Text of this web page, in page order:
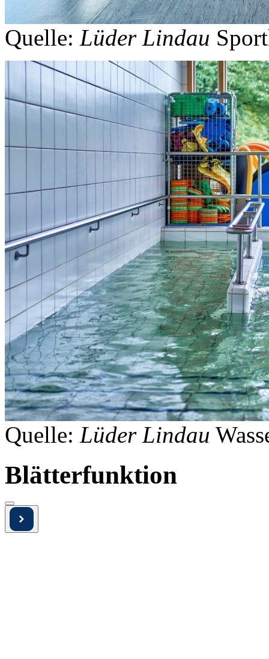
Quelle: Lüder Lindau
Quelle: Lüder Lindau
Blätterfunktion